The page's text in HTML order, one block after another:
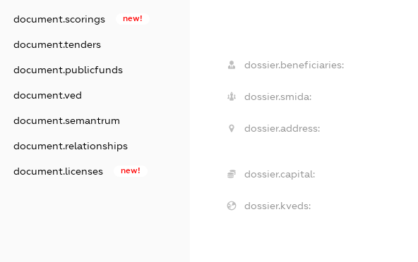
document.scorings new!
document.tenders
document.publicfunds
document.ved
document.semantrum
document.relationships
document.licenses new!
dossier.beneficiaries:
dossier.smida:
dossier.address:
dossier.capital:
dossier.kveds: